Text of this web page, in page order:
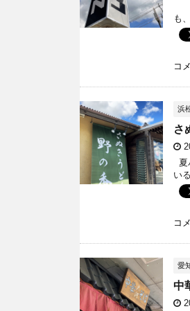
ど
も
コ
浜
さ
夏
い
コ
愛
中